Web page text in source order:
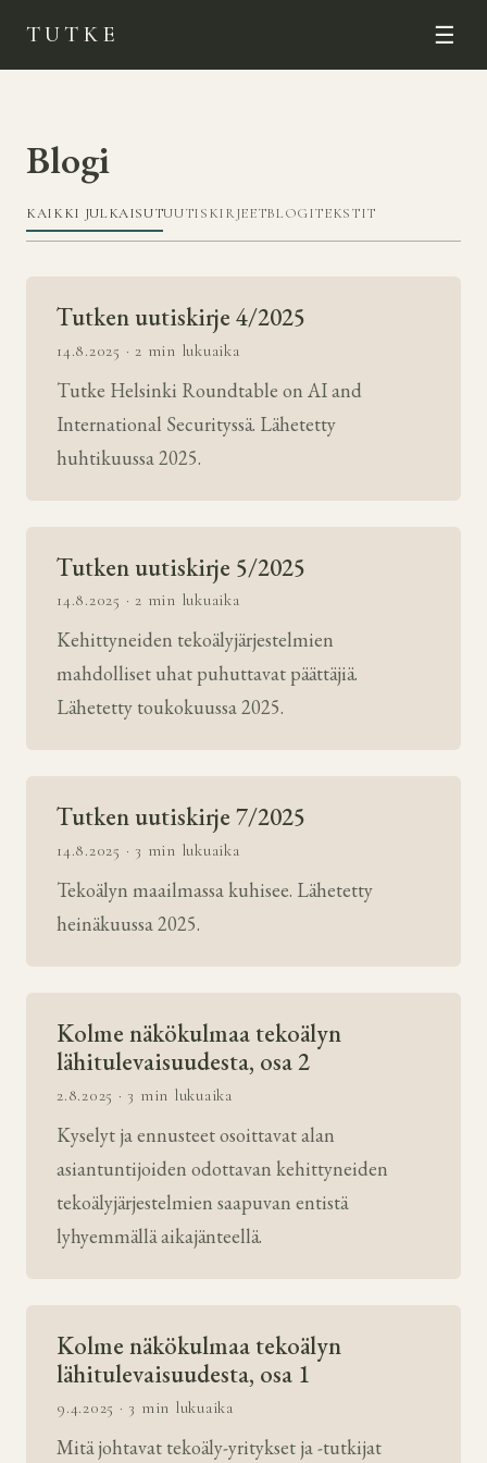
TUTKE ☰
Blogi
KAIKKI JULKAISUTUUTISKIRJEETBLOGITEKSTIT
Tutken uutiskirje 4/2025
14.8.2025 · 2 min lukuaika
Tutke Helsinki Roundtable on AI and
International Securityssä. Lähetetty
huhtikuussa 2025.
Tutken uutiskirje 5/2025
14.8.2025 · 2 min lukuaika
Kehittyneiden tekoälyjärjestelmien
mahdolliset uhat puhuttavat päättäjiä.
Lähetetty toukokuussa 2025.
Tutken uutiskirje 7/2025
14.8.2025 · 3 min lukuaika
Tekoälyn maailmassa kuhisee. Lähetetty
heinäkuussa 2025.
Kolme näkökulmaa tekoälyn
lähitulevaisuudesta, osa 2
2.8.2025 · 3 min lukuaika
Kyselyt ja ennusteet osoittavat alan
asiantuntijoiden odottavan kehittyneiden
tekoälyjärjestelmien saapuvan entistä
lyhyemmällä aikajänteellä.
Kolme näkökulmaa tekoälyn
lähitulevaisuudesta, osa 1
9.4.2025 · 3 min lukuaika
Mitä johtavat tekoäly-yritykset ja -tutkijat